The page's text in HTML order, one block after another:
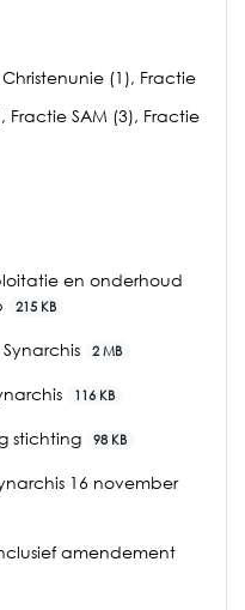
(1), Fractie
SAM (3), Fractie
en onderhoud
215 KB
2 MB
116 KB
stichting 98 KB
16 november
amendement